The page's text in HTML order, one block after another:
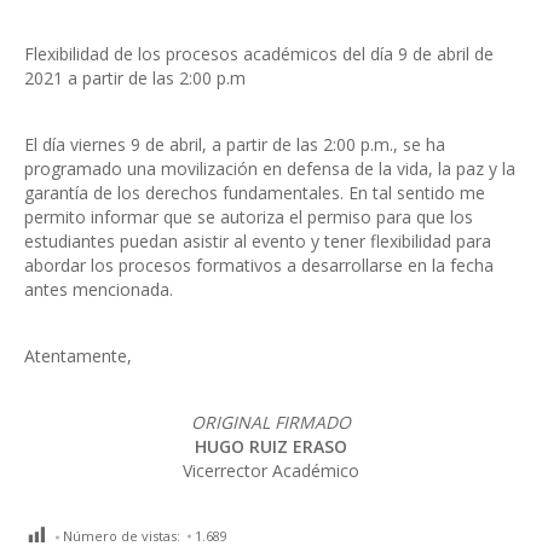
Flexibilidad de los procesos académicos del día 9 de abril de
2021 a partir de las 2:00 p.m
El día viernes 9 de abril, a partir de las 2:00 p.m., se ha
programado una movilización en defensa de la vida, la paz y la
garantía de los derechos fundamentales. En tal sentido me
permito informar que se autoriza el permiso para que los
estudiantes puedan asistir al evento y tener flexibilidad para
abordar los procesos formativos a desarrollarse en la fecha
antes mencionada.
Atentamente,
ORIGINAL FIRMADO
HUGO RUIZ ERASO
Vicerrector Académico
Número de vistas: 1.689